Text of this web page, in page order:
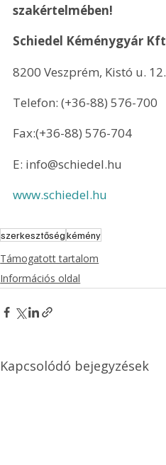
szakértelmében!
Schiedel Kéménygyár Kft
8200 Veszprém, Kistó u. 12.
Telefon: (+36-88) 576-700
Fax:(+36-88) 576-704
E: info@schiedel.hu
www.schiedel.hu
szerkesztőségkémény
Támogatott tartalom
Információs oldal
Kapcsolódó bejegyzések